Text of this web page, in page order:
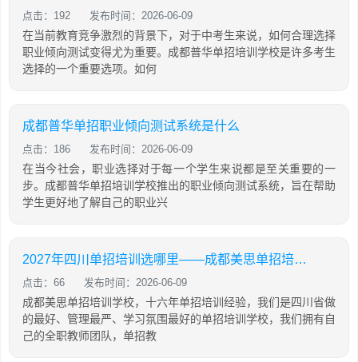
点击：192 发布时间：2026-06-09
在当前教育竞争激烈的背景下，对于中考生来说，如何合理选择
职业倾向测试变得尤为重要。成都普华单招培训学校是许多考生
选择的一个重要选项。如何
成都普华单招职业倾向测试系统是什么
点击：186 发布时间：2026-06-09
在当今社会，职业选择对于每一个学生来说都是至关重要的一
步。成都普华单招培训学校推出的职业倾向测试系统，旨在帮助
学生更好地了解自己的职业兴
2027年四川单招培训选哪里——成都美思单招培训学校
点击：66 发布时间：2026-06-09
成都美思单招培训学校，十六年单招培训经验，我们是四川省做
的最好、管理最严、学习氛围最好的单招培训学校，我们拥有自
己的全职教师团队，单招教